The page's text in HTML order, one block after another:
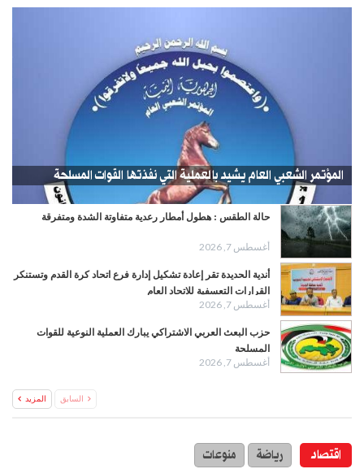
المؤتمر الشعبي العام يشيد بالعملية التي نفذتها القوات المسلحة
حالة الطقس : هطول أمطار رعدية متفاوتة الشدة ومتفرقة
أغسطس 7, 2026
أندية الحديدة تقر إعادة تشكيل إدارة فرع اتحاد كرة القدم وتستنكر
القرارات التعسفية للاتحاد العام
أغسطس 7, 2026
حزب البعث العربي الاشتراكي يبارك العملية النوعية للقوات
المسلحة
أغسطس 7, 2026
السابق المزيد
اقتصاد رياضة منوعات